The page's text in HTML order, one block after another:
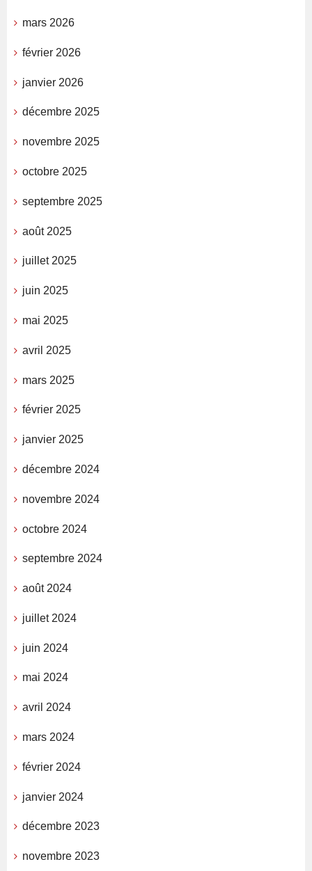
mars 2026
février 2026
janvier 2026
décembre 2025
novembre 2025
octobre 2025
septembre 2025
août 2025
juillet 2025
juin 2025
mai 2025
avril 2025
mars 2025
février 2025
janvier 2025
décembre 2024
novembre 2024
octobre 2024
septembre 2024
août 2024
juillet 2024
juin 2024
mai 2024
avril 2024
mars 2024
février 2024
janvier 2024
décembre 2023
novembre 2023